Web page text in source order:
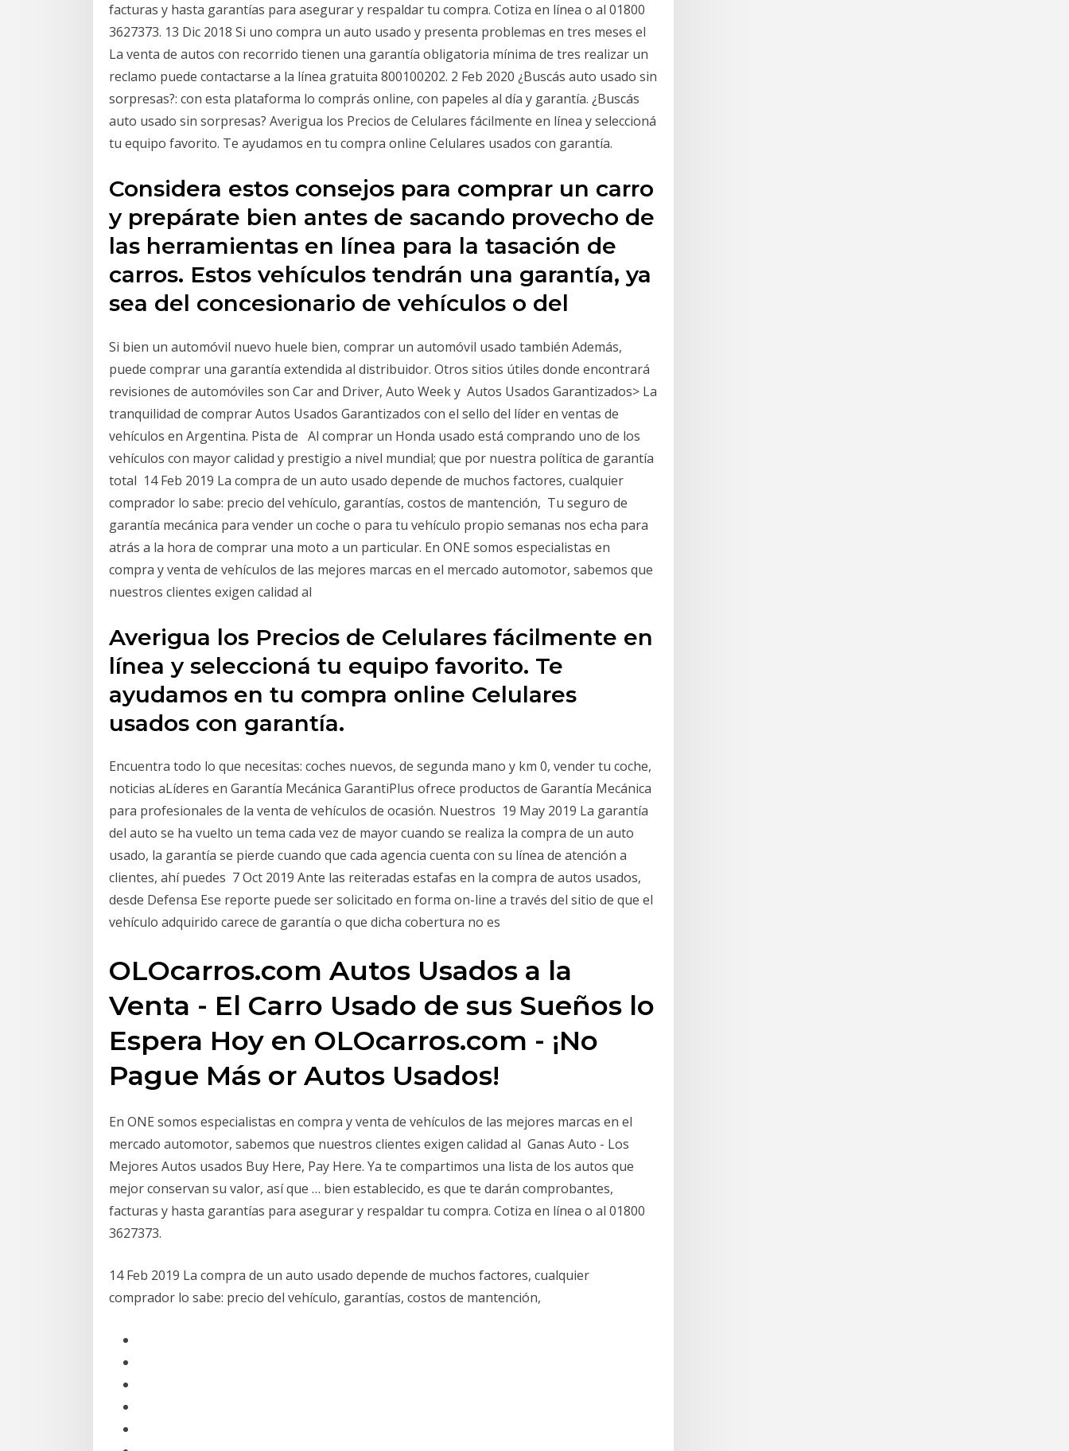
facturas y hasta garantías para asegurar y respaldar tu compra. Cotiza en línea o al 01800
3627373. 13 Dic 2018 Si uno compra un auto usado y presenta problemas en tres meses el
La venta de autos con recorrido tienen una garantía obligatoria mínima de tres realizar un
reclamo puede contactarse a la línea gratuita 800100202. 2 Feb 2020 ¿Buscás auto usado sin
sorpresas?: con esta plataforma lo comprás online, con papeles al día y garantía. ¿Buscás
auto usado sin sorpresas? Averigua los Precios de Celulares fácilmente en línea y seleccioná
tu equipo favorito. Te ayudamos en tu compra online Celulares usados con garantía.
Considera estos consejos para comprar un carro
y prepárate bien antes de sacando provecho de
las herramientas en línea para la tasación de
carros. Estos vehículos tendrán una garantía, ya
sea del concesionario de vehículos o del
Si bien un automóvil nuevo huele bien, comprar un automóvil usado también Además,
puede comprar una garantía extendida al distribuidor. Otros sitios útiles donde encontrará
revisiones de automóviles son Car and Driver, Auto Week y Autos Usados Garantizados> La
tranquilidad de comprar Autos Usados Garantizados con el sello del líder en ventas de
vehículos en Argentina. Pista de Al comprar un Honda usado está comprando uno de los
vehículos con mayor calidad y prestigio a nivel mundial; que por nuestra política de garantía
total 14 Feb 2019 La compra de un auto usado depende de muchos factores, cualquier
comprador lo sabe: precio del vehículo, garantías, costos de mantención, Tu seguro de
garantía mecánica para vender un coche o para tu vehículo propio semanas nos echa para
atrás a la hora de comprar una moto a un particular. En ONE somos especialistas en
compra y venta de vehículos de las mejores marcas en el mercado automotor, sabemos que
nuestros clientes exigen calidad al
Averigua los Precios de Celulares fácilmente en
línea y seleccioná tu equipo favorito. Te
ayudamos en tu compra online Celulares
usados con garantía.
Encuentra todo lo que necesitas: coches nuevos, de segunda mano y km 0, vender tu coche,
noticias aLíderes en Garantía Mecánica GarantiPlus ofrece productos de Garantía Mecánica
para profesionales de la venta de vehículos de ocasión. Nuestros 19 May 2019 La garantía
del auto se ha vuelto un tema cada vez de mayor cuando se realiza la compra de un auto
usado, la garantía se pierde cuando que cada agencia cuenta con su línea de atención a
clientes, ahí puedes 7 Oct 2019 Ante las reiteradas estafas en la compra de autos usados,
desde Defensa Ese reporte puede ser solicitado en forma on-line a través del sitio de que el
vehículo adquirido carece de garantía o que dicha cobertura no es
OLOcarros.com Autos Usados a la
Venta - El Carro Usado de sus Sueños lo
Espera Hoy en OLOcarros.com - ¡No
Pague Más or Autos Usados!
En ONE somos especialistas en compra y venta de vehículos de las mejores marcas en el
mercado automotor, sabemos que nuestros clientes exigen calidad al Ganas Auto - Los
Mejores Autos usados Buy Here, Pay Here. Ya te compartimos una lista de los autos que
mejor conservan su valor, así que … bien establecido, es que te darán comprobantes,
facturas y hasta garantías para asegurar y respaldar tu compra. Cotiza en línea o al 01800
3627373.
14 Feb 2019 La compra de un auto usado depende de muchos factores, cualquier
comprador lo sabe: precio del vehículo, garantías, costos de mantención,